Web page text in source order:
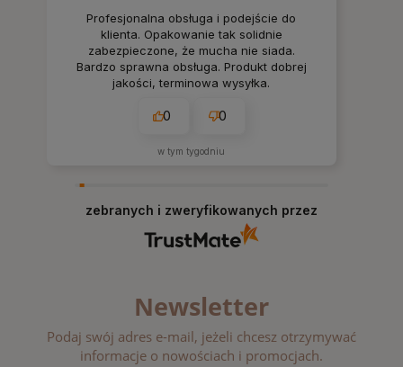
Profesjonalna obsługa i podejście do
klienta. Opakowanie tak solidnie
zabezpieczone, że mucha nie siada.
Bardzo sprawna obsługa. Produkt dobrej
jakości, terminowa wysyłka.
0 0
w tym tygodniu
zebranych i zweryfikowanych przez
Newsletter
Podaj swój adres e-mail, jeżeli chcesz otrzymywać
informacje o nowościach i promocjach.